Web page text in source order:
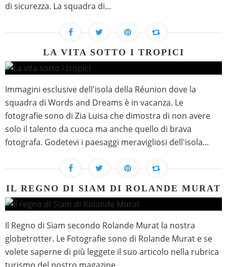
di sicurezza. La squadra di...
LA VITA SOTTO I TROPICI
Immagini esclusive dell'isola della Réunion dove la
squadra di Words and Dreams è in vacanza. Le
fotografie sono di Zia Luisa che dimostra di non avere
solo il talento da cuoca ma anche quello di brava
fotografa. Godetevi i paesaggi meravigliosi dell'isola...
IL REGNO DI SIAM DI ROLANDE MURAT
Il Regno di Siam secondo Rolande Murat la nostra
globetrotter. Le Fotografie sono di Rolande Murat e se
volete saperne di più leggete il suo articolo nella rubrica